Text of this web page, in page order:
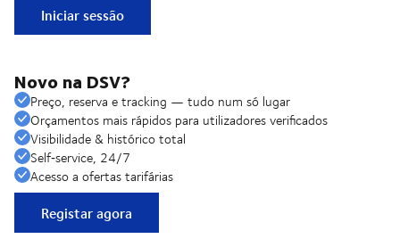
Iniciar sessão
Novo na DSV?
Preço, reserva e tracking — tudo num só lugar
Orçamentos mais rápidos para utilizadores verificados
Visibilidade & histórico total
Self‑service, 24/7
Acesso a ofertas tarifárias
Registar agora